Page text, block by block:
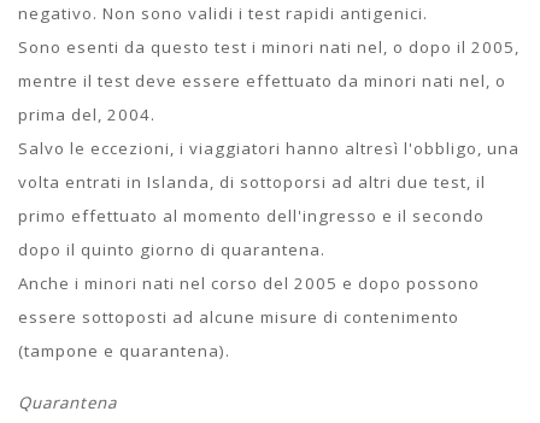
negativo. Non sono validi i test rapidi antigenici.
Sono esenti da questo test i minori nati nel, o dopo il 2005,
mentre il test deve essere effettuato da minori nati nel, o
prima del, 2004.
Salvo le eccezioni, i viaggiatori hanno altresì l'obbligo, una
volta entrati in Islanda, di sottoporsi ad altri due test, il
primo effettuato al momento dell'ingresso e il secondo
dopo il quinto giorno di quarantena.
Anche i minori nati nel corso del 2005 e dopo possono
essere sottoposti ad alcune misure di contenimento
(tampone e quarantena).
Quarantena